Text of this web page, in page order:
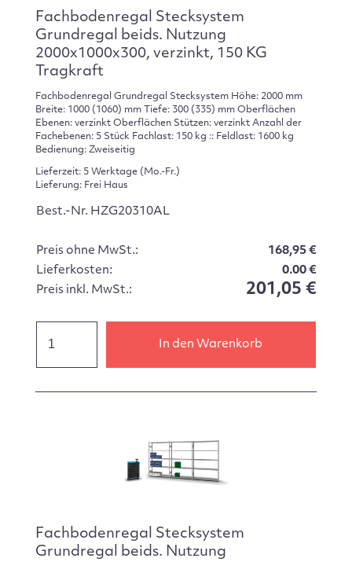
Fachbodenregal Stecksystem
Grundregal beids. Nutzung
2000x1000x300, verzinkt, 150 KG
Tragkraft
Fachbodenregal Grundregal Stecksystem Höhe: 2000 mm
Breite: 1000 (1060) mm Tiefe: 300 (335) mm Oberflächen
Ebenen: verzinkt Oberflächen Stützen: verzinkt Anzahl der
Fachebenen: 5 Stück Fachlast: 150 kg :: Feldlast: 1600 kg
Bedienung: Zweiseitig
Lieferzeit: 5 Werktage (Mo.-Fr.)
Lieferung: Frei Haus
Best.-Nr. HZG20310AL
Preis ohne MwSt.:
168,95 €
Lieferkosten:
0.00 €
Preis inkl. MwSt.:
201,05 €
In den Warenkorb
Fachbodenregal Stecksystem
Grundregal beids. Nutzung